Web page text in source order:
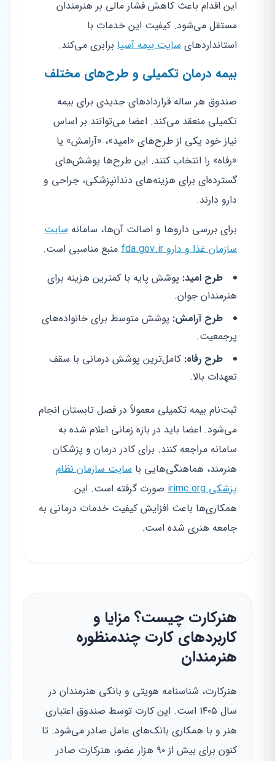
این اقدام باعث کاهش فشار مالی بر هنرمندان
مستقل می‌شود. کیفیت این خدمات با
استانداردهای سایت بیمه آسیا برابری می‌کند.
بیمه درمان تکمیلی و طرح‌های مختلف
صندوق هر ساله قراردادهای جدیدی برای بیمه
تکمیلی منعقد می‌کند. اعضا می‌توانند بر اساس
نیاز خود یکی از طرح‌های «امید»، «آرامش» یا
«رفاه» را انتخاب کنند. این طرح‌ها پوشش‌های
گسترده‌ای برای هزینه‌های دندانپزشکی، جراحی و
دارو دارند.
برای بررسی داروها و اصالت آن‌ها، سامانه سایت
سازمان غذا و دارو fda.gov.ir
منبع مناسبی است.
طرح امید: پوشش پایه با کمترین هزینه برای
هنرمندان جوان.
طرح آرامش: پوشش متوسط برای خانواده‌های
پرجمعیت.
طرح رفاه: کامل‌ترین پوشش درمانی با سقف
تعهدات بالا.
ثبت‌نام بیمه تکمیلی معمولاً در فصل تابستان انجام
می‌شود. اعضا باید در بازه زمانی اعلام شده به
سامانه مراجعه کنند. برای کادر درمان و پزشکان
هنرمند، هماهنگی‌هایی با سایت سازمان نظام
پزشکی irimc.org
صورت گرفته است. این
همکاری‌ها باعث افزایش کیفیت خدمات درمانی به
جامعه هنری شده است.
هنرکارت چیست؟ مزایا و
کاربردهای کارت چندمنظوره
هنرمندان
هنرکارت، شناسنامه هویتی و بانکی هنرمندان در
سال ۱۴۰۵ است. این کارت توسط صندوق اعتباری
هنر و با همکاری بانک‌های عامل صادر می‌شود. تا
کنون برای بیش از ۹۰ هزار عضو، هنرکارت صادر